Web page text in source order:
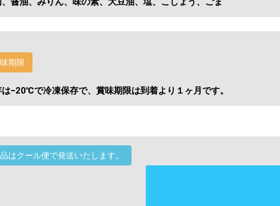
料
期限